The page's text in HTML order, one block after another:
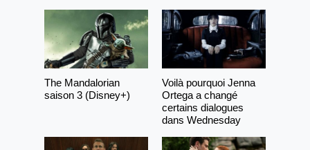
The Mandalorian
saison 3 (Disney+)
Voilà pourquoi Jenna
Ortega a changé
certains dialogues
dans Wednesday